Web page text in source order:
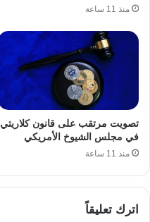
منذ 11 ساعة
تصويت مرتقب على قانون كلاريتي
في مجلس الشيوخ الأمريكي
منذ 11 ساعة
اترك تعليقاً